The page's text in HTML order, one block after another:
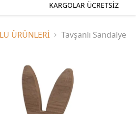
KARGOLAR ÜCRETSİZ
ÜRÜNLERİ Tavşanlı Sandalye